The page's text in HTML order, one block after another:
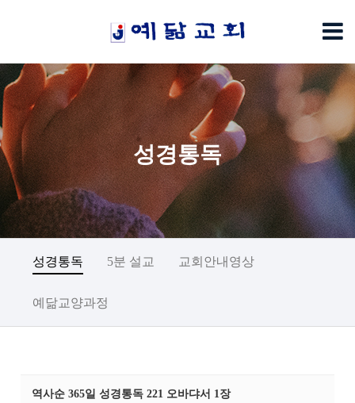
성경통독
성경통독 5분 설교 교회안내영상
예닮교양과정
역사순 365일 성경통독 221 오바댜서 1장